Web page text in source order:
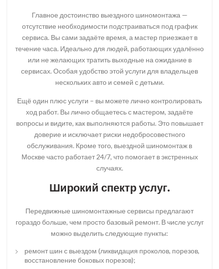
Главное достоинство выездного шиномонтажа —
отсутствие необходимости подстраиваться под график
сервиса. Вы сами задаёте время, а мастер приезжает в
течение часа. Идеально для людей, работающих удалённо
или не желающих тратить выходные на ожидание в
сервисах. Особая удобство этой услуги для владельцев
нескольких авто и семей с детьми.
Ещё один плюс услуги – вы можете лично контролировать
ход работ. Вы лично общаетесь с мастером, задаёте
вопросы и видите, как выполняются работы. Это повышает
доверие и исключает риски недобросовестного
обслуживания. Кроме того, выездной шиномонтаж в
Москве часто работает 24/7, что помогает в экстренных
случаях.
Широкий спектр услуг.
Передвижные шиномонтажные сервисы предлагают
гораздо больше, чем просто базовый ремонт. В числе услуг
можно выделить следующие пункты:
ремонт шин с выездом (ликвидация проколов, порезов,
восстановление боковых порезов);